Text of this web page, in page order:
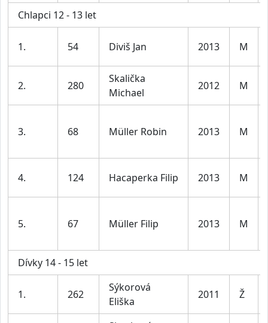
Chlapci 12 - 13 let
1. 54 Diviš Jan 2013 M
2. 280
Skalička
Michael
2012 M
3. 68 Müller Robin 2013 M
4. 124 Hacaperka Filip 2013 M
5. 67 Müller Filip 2013 M
Dívky 14 - 15 let
1. 262
Sýkorová
Eliška
2011 Ž